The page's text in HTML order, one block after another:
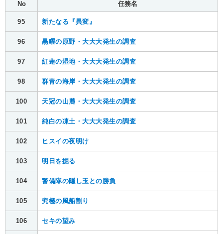
No 任務名
95 新たなる『異変』
96 黒曜の原野・大大大発生の調査
97 紅蓮の湿地・大大大発生の調査
98 群青の海岸・大大大発生の調査
100 天冠の山麓・大大大発生の調査
101 純白の凍土・大大大発生の調査
102 ヒスイの夜明け
103 明日を掘る
104 警備隊の隠し玉との勝負
105 究極の風船割り
106 セキの望み